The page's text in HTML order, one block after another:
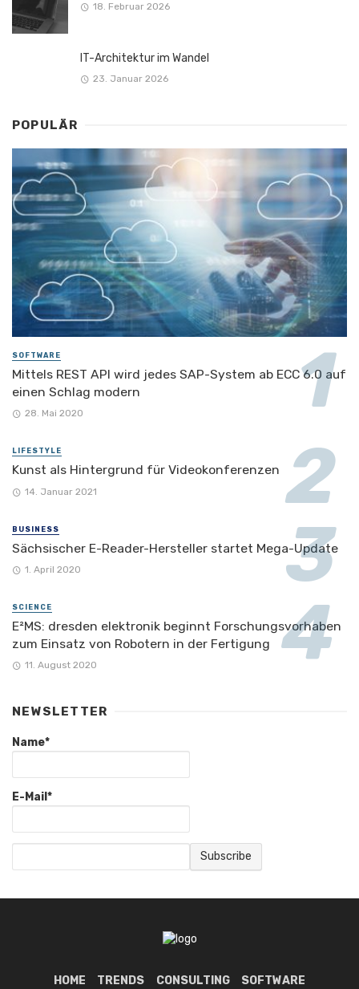
18. Februar 2026
IT-Architektur im Wandel
23. Januar 2026
POPULÄR
SOFTWARE
Mittels REST API wird jedes SAP-System ab ECC 6.0 auf
einen Schlag modern
28. Mai 2020
LIFESTYLE
Kunst als Hintergrund für Videokonferenzen
14. Januar 2021
BUSINESS
Sächsischer E-Reader-Hersteller startet Mega-Update
1. April 2020
SCIENCE
E²MS: dresden elektronik beginnt Forschungsvorhaben
zum Einsatz von Robotern in der Fertigung
11. August 2020
NEWSLETTER
Name*
E-Mail*
HOME TRENDS CONSULTING SOFTWARE